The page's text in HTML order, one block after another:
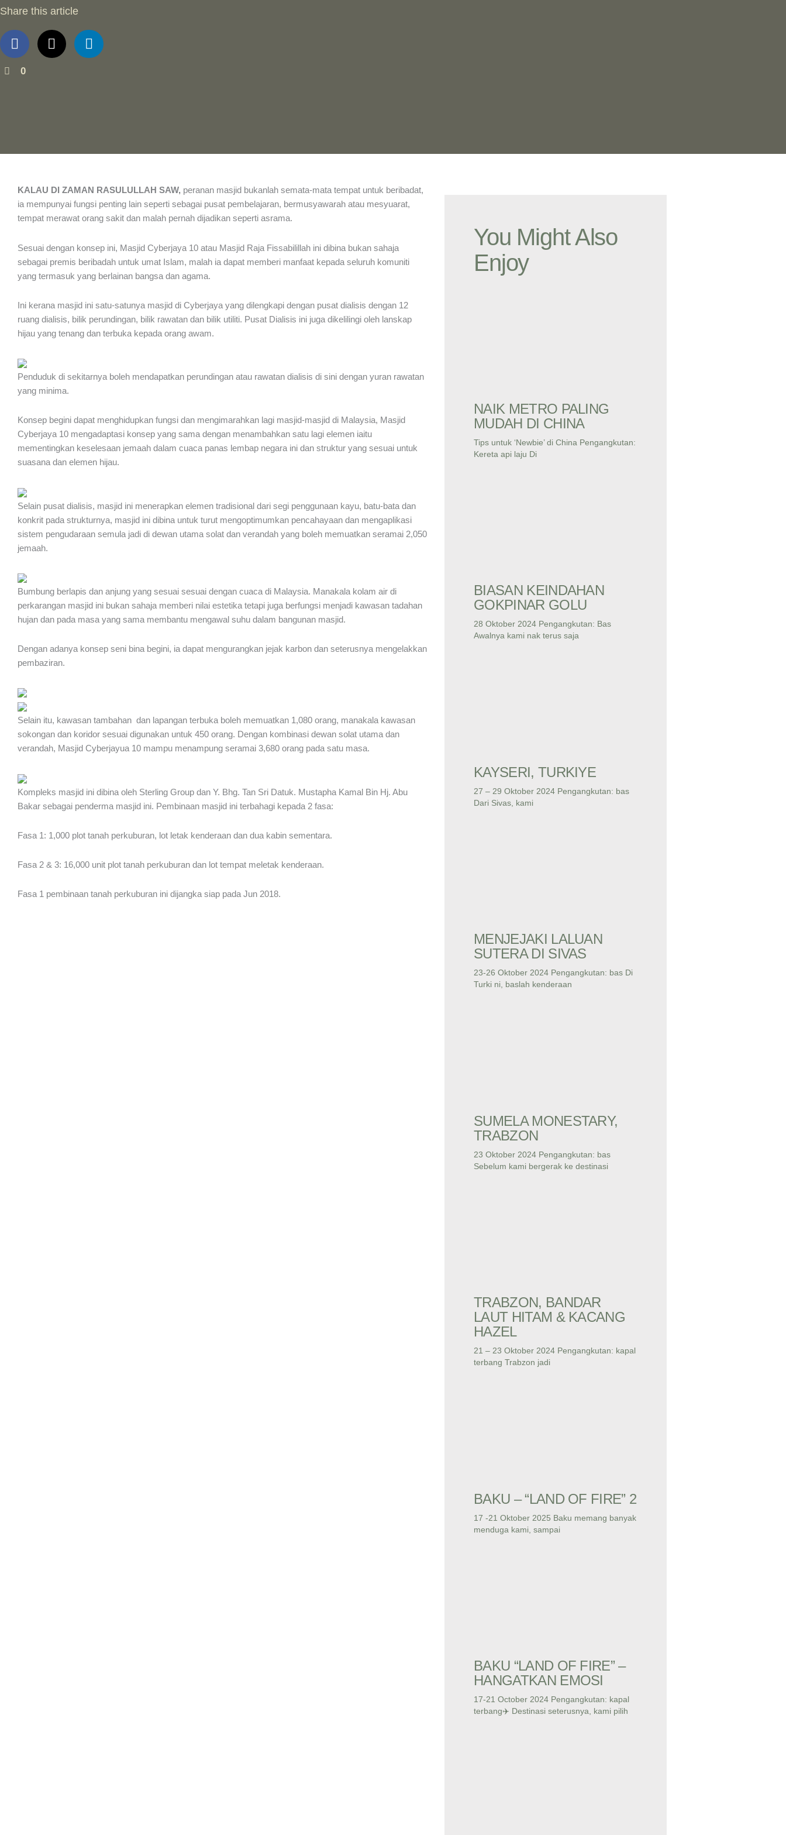
Share this article
0
KALAU DI ZAMAN RASULULLAH SAW, peranan masjid bukanlah semata-mata tempat untuk beribadat,
ia mempunyai fungsi penting lain seperti sebagai pusat pembelajaran, bermusyawarah atau mesyuarat,
tempat merawat orang sakit dan malah pernah dijadikan seperti asrama.
Sesuai dengan konsep ini, Masjid Cyberjaya 10 atau Masjid Raja Fissabilillah ini dibina bukan sahaja
sebagai premis beribadah untuk umat Islam, malah ia dapat memberi manfaat kepada seluruh komuniti
yang termasuk yang berlainan bangsa dan agama.
Ini kerana masjid ini satu-satunya masjid di Cyberjaya yang dilengkapi dengan pusat dialisis dengan 12
ruang dialisis, bilik perundingan, bilik rawatan dan bilik utiliti. Pusat Dialisis ini juga dikelilingi oleh lanskap
hijau yang tenang dan terbuka kepada orang awam.
Penduduk di sekitarnya boleh mendapatkan perundingan atau rawatan dialisis di sini dengan yuran rawatan
yang minima.
Konsep begini dapat menghidupkan fungsi dan mengimarahkan lagi masjid-masjid di Malaysia, Masjid
Cyberjaya 10 mengadaptasi konsep yang sama dengan menambahkan satu lagi elemen iaitu
mementingkan keselesaan jemaah dalam cuaca panas lembap negara ini dan struktur yang sesuai untuk
suasana dan elemen hijau.
Selain pusat dialisis, masjid ini menerapkan elemen tradisional dari segi penggunaan kayu, batu-bata dan
konkrit pada strukturnya, masjid ini dibina untuk turut mengoptimumkan pencahayaan dan mengaplikasi
sistem pengudaraan semula jadi di dewan utama solat dan verandah yang boleh memuatkan seramai 2,050
jemaah.
Bumbung berlapis dan anjung yang sesuai sesuai dengan cuaca di Malaysia. Manakala kolam air di
perkarangan masjid ini bukan sahaja memberi nilai estetika tetapi juga berfungsi menjadi kawasan tadahan
hujan dan pada masa yang sama membantu mengawal suhu dalam bangunan masjid.
Dengan adanya konsep seni bina begini, ia dapat mengurangkan jejak karbon dan seterusnya mengelakkan
pembaziran.
Selain itu, kawasan tambahan dan lapangan terbuka boleh memuatkan 1,080 orang, manakala kawasan
sokongan dan koridor sesuai digunakan untuk 450 orang. Dengan kombinasi dewan solat utama dan
verandah, Masjid Cyberjayua 10 mampu menampung seramai 3,680 orang pada satu masa.
Kompleks masjid ini dibina oleh Sterling Group dan Y. Bhg. Tan Sri Datuk. Mustapha Kamal Bin Hj. Abu
Bakar sebagai penderma masjid ini. Pembinaan masjid ini terbahagi kepada 2 fasa:
Fasa 1: 1,000 plot tanah perkuburan, lot letak kenderaan dan dua kabin sementara.
Fasa 2 & 3: 16,000 unit plot tanah perkuburan dan lot tempat meletak kenderaan.
Fasa 1 pembinaan tanah perkuburan ini dijangka siap pada Jun 2018.
You Might Also
Enjoy
NAIK METRO PALING
MUDAH DI CHINA
Tips untuk ‘Newbie’ di China Pengangkutan:
Kereta api laju Di
BIASAN KEINDAHAN
GOKPINAR GOLU
28 Oktober 2024 Pengangkutan: Bas
Awalnya kami nak terus saja
KAYSERI, TURKIYE
27 – 29 Oktober 2024 Pengangkutan: bas
Dari Sivas, kami
MENJEJAKI LALUAN
SUTERA DI SIVAS
23-26 Oktober 2024 Pengangkutan: bas Di
Turki ni, baslah kenderaan
SUMELA MONESTARY,
TRABZON
23 Oktober 2024 Pengangkutan: bas
Sebelum kami bergerak ke destinasi
TRABZON, BANDAR
LAUT HITAM & KACANG
HAZEL
21 – 23 Oktober 2024 Pengangkutan: kapal
terbang Trabzon jadi
BAKU – “LAND OF FIRE” 2
17 -21 Oktober 2025 Baku memang banyak
menduga kami, sampai
BAKU “LAND OF FIRE” –
HANGATKAN EMOSI
17-21 October 2024 Pengangkutan: kapal
terbang✈️ Destinasi seterusnya, kami pilih